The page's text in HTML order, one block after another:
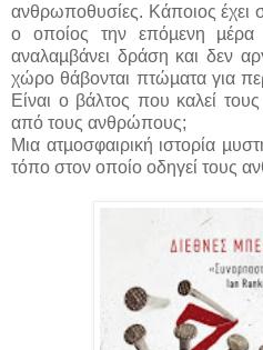
ανθρωποθυσίες. Κάποιος έχει
ο οποίος την επόµενη µέρα
αναλαµβάνει δράση και δεν
χώρο θάβονται πτώµατα για
Είναι ο βάλτος που καλεί
από τους ανθρώπους;
Μια ατµοσφαιρική ιστορία
τόπο στον οποίο οδηγεί τους